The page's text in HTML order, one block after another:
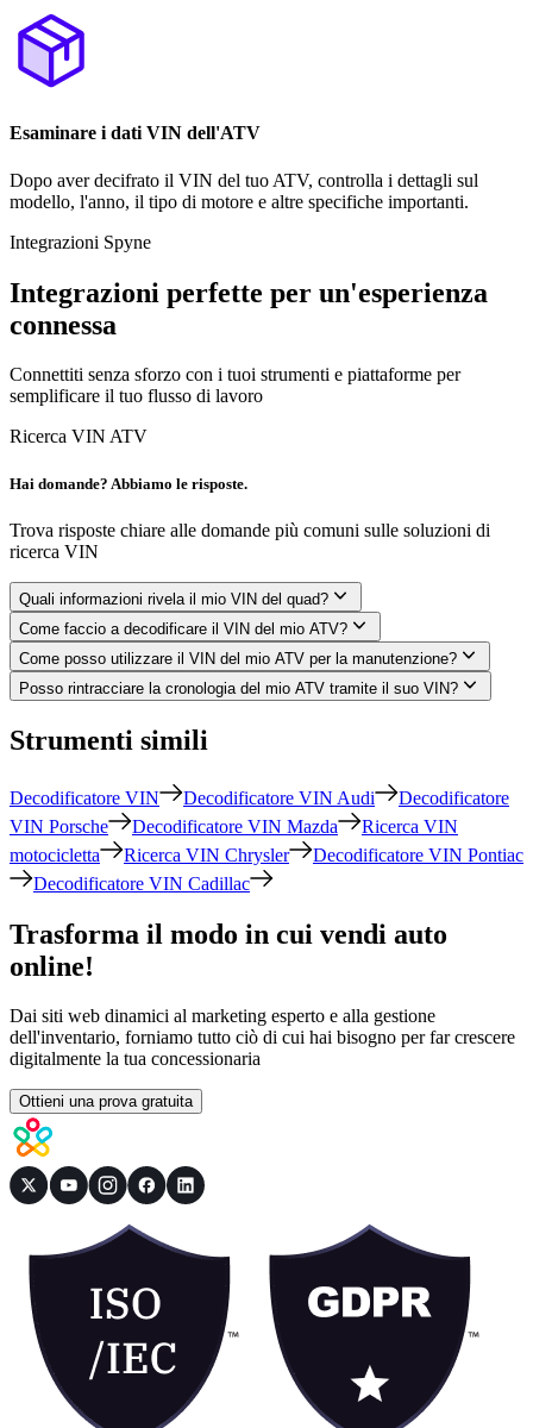
Esaminare i dati VIN dell'ATV
Dopo aver decifrato il VIN del tuo ATV, controlla i dettagli sul
modello, l'anno, il tipo di motore e altre specifiche importanti.
Integrazioni Spyne
Integrazioni perfette per un'esperienza
connessa
Connettiti senza sforzo con i tuoi strumenti e piattaforme per
semplificare il tuo flusso di lavoro
Ricerca VIN ATV
Hai domande? Abbiamo le risposte.
Trova risposte chiare alle domande più comuni sulle soluzioni di
ricerca VIN
Quali informazioni rivela il mio VIN del quad?
Come faccio a decodificare il VIN del mio ATV?
Come posso utilizzare il VIN del mio ATV per la manutenzione?
Posso rintracciare la cronologia del mio ATV tramite il suo VIN?
Strumenti simili
Decodificatore VIN Decodificatore VIN Audi
Decodificatore
VIN Porsche
Decodificatore VIN Mazda
Ricerca VIN
motocicletta
Ricerca VIN Chrysler
Decodificatore VIN Pontiac
Decodificatore VIN Cadillac
Trasforma il modo in cui vendi auto
online!
Dai siti web dinamici al marketing esperto e alla gestione
dell'inventario, forniamo tutto ciò di cui hai bisogno per far crescere
digitalmente la tua concessionaria
Ottieni una prova gratuita